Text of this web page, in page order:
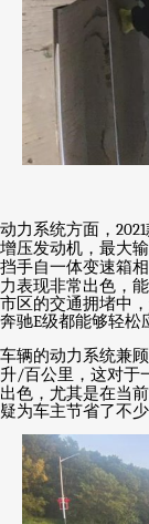
动力系统方面， 2021
增压发动机，最大
挡手自一体变速箱
力表现非常出色，
市区的交通拥堵中
奔驰E级都能够轻松
车辆的动力系统兼
升/百公里，这对于
出色，尤其是在当
疑为车主节省了不少